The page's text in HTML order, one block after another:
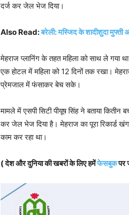
दर्ज कर जेल भेज दिया।
Also Read:बरेली: मस्जिद के शादीशुदा मुफ्ती
मेहराज प्लानिंग के तहत महिला को साथ ले गया
एक होटल में महिला को 12 दिनों तक रखा।
प्रेमजाल में फंसाकर बेच सके।
मामले में एसपी सिटी पीयूष सिंह ने बताया
कर जेल भेज दिया है। मेहराज का पूरा रिकार्ड
काम कर रहा था।
( देश और दुनिया की खबरों के लिए हमेंफेसबुकपर